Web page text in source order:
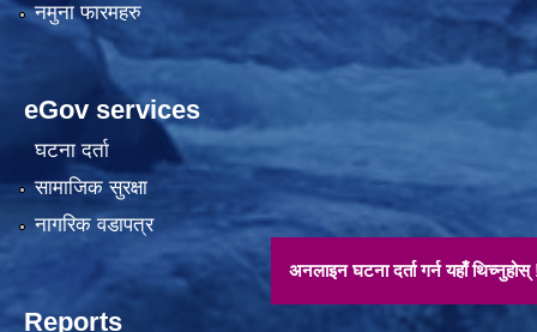
अनलाइन घटना दर्ता गर्न यहाँ थिच्नुहोस् !!
नमुना फारमहरु
eGov services
घटना दर्ता
सामाजिक सुरक्षा
नागरिक वडापत्र
Reports